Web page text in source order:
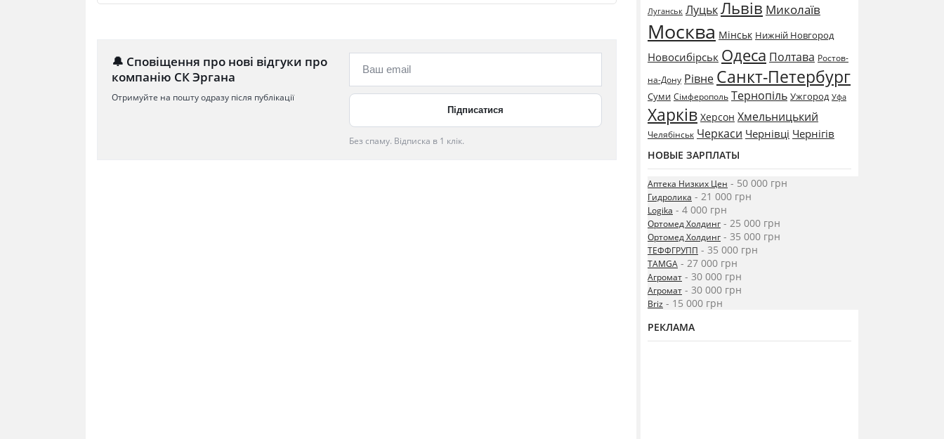
🔔 Сповіщення про нові відгуки про
компанію СК Эргана
Отримуйте на пошту одразу після публікації
Без спаму. Відписка в 1 клік.
Луганськ ЛуцькЛьвів Миколаїв
Москва Мінськ Нижній Новгород
Новосибірськ Одеса Полтава Ростов-
на-Дону Рівне Санкт-Петербург
Суми Сімферополь Тернопіль Ужгород Уфа
Харків Херсон Хмельницький
Челябінськ Черкаси Чернівці Чернігів
НОВЫЕ ЗАРПЛАТЫ
Аптека Низких Цен - 50 000 грн
Гидролика - 21 000 грн
Logika - 4 000 грн
Ортомед Холдинг - 25 000 грн
Ортомед Холдинг - 35 000 грн
ТЕФФГРУПП - 35 000 грн
TAMGA - 27 000 грн
Агромат - 30 000 грн
Агромат - 30 000 грн
Briz - 15 000 грн
РЕКЛАМА